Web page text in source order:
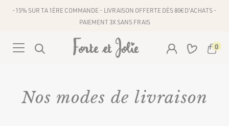
-15% SUR TA 1ÈRE COMMANDE - LIVRAISON OFFERTE DÈS 80€ D'ACHATS -
PAIEMENT 3X SANS FRAIS
0
Votre panier est vide
Nos modes de livraison